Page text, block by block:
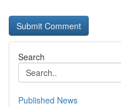
Search
Published News